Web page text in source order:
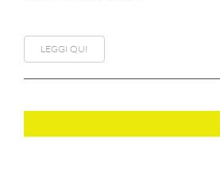
LEGGI QUI